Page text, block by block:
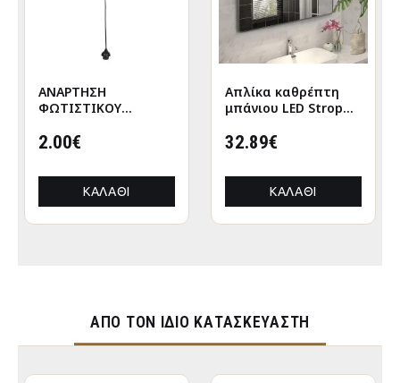
ΑΝΑΡΤΗΣΗ
ΦΩΤΙΣΤΙΚΟΥ
ΜΕ ΝΤΟΥΙ ΡΟΔΕΛΑΣ-
2.00€
ΚΑΛΆΘΙ
Απλίκα καθρέπτη
μπάνιου LED Strop
μαύρο 35εκ.
32.89€
ΚΑΛΆΘΙ
ΑΠΌ ΤΟΝ ΊΔΙΟ ΚΑΤΑΣΚΕΥΑΣΤΉ